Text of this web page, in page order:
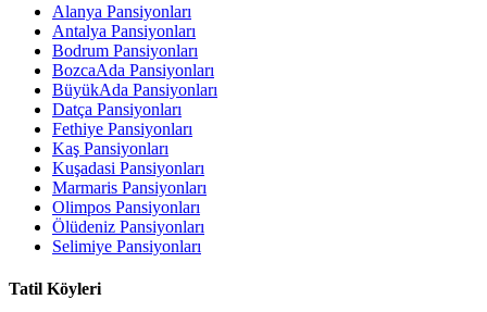
Alanya Pansiyonları
Antalya Pansiyonları
Bodrum Pansiyonları
BozcaAda Pansiyonları
BüyükAda Pansiyonları
Datça Pansiyonları
Fethiye Pansiyonları
Kaş Pansiyonları
Kuşadasi Pansiyonları
Marmaris Pansiyonları
Olimpos Pansiyonları
Ölüdeniz Pansiyonları
Selimiye Pansiyonları
Tatil Köyleri